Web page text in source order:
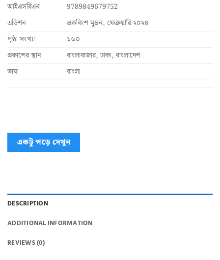
আইএসবিএন
9789849679752
এডিশন
একবিংশ মুদ্রন, ফেব্রুয়ারি ২০২৪
পৃষ্ঠা সংখ্যা
১৬০
প্রকাশের স্থান
বাংলাবাজার, ঢাকা, বাংলাদেশ
ভাষা
বাংলা
একটু পড়ে দেখুন
DESCRIPTION
ADDITIONAL INFORMATION
REVIEWS (0)